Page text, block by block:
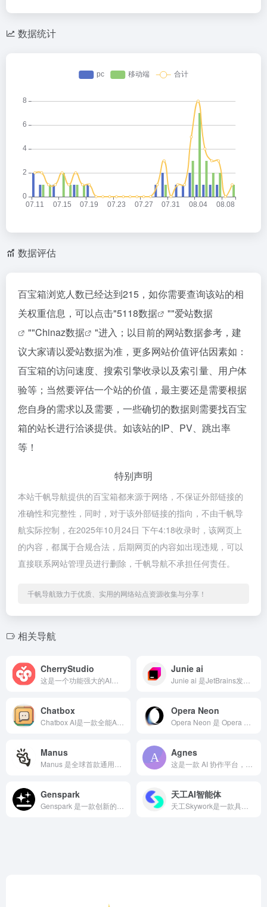
数据统计
数据评估
百宝箱浏览人数已经达到215，如你需要查询该站的相
关权重信息，可以点击"5118数据 ""爱站数据
""Chinaz数据
"进入；以目前的网站数据参考，建
议大家请以爱站数据为准，更多网站价值评估因素如：
百宝箱的访问速度、搜索引擎收录以及索引量、用户体
验等；当然要评估一个站的价值，最主要还是需要根据
您自身的需求以及需要，一些确切的数据则需要找百宝
箱的站长进行洽谈提供。如该站的IP、PV、跳出率
等！
特别声明
本站千帆导航提供的百宝箱都来源于网络，不保证外部链接的
准确性和完整性，同时，对于该外部链接的指向，不由千帆导
航实际控制，在2025年10月24日 下午4:18收录时，该网页上
的内容，都属于合规合法，后期网页的内容如出现违规，可以
直接联系网站管理员进行删除，千帆导航不承担任何责任。
千帆导航致力于优质、实用的网络站点资源收集与分享！
相关导航
CherryStudio Junie ai
Chatbox Opera Neon
Manus Agnes
Genspark 天工AI智能体